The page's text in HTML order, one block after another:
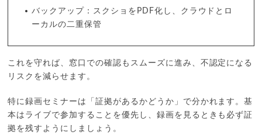
バックアップ：スクショをPDF化し、クラウドとロ
ーカルの二重保管
これを守れば、窓口での確認もスムーズに進み、不認定になる
リスクを減らせます。
特に録画セミナーは「証拠があるかどうか」で分かれます。基
本はライブで参加することを優先し、録画を見るときも必ず証
拠を残すようにしましょう。